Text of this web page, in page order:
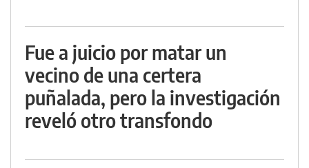
Fue a juicio por matar un
vecino de una certera
puñalada, pero la investigación
reveló otro transfondo